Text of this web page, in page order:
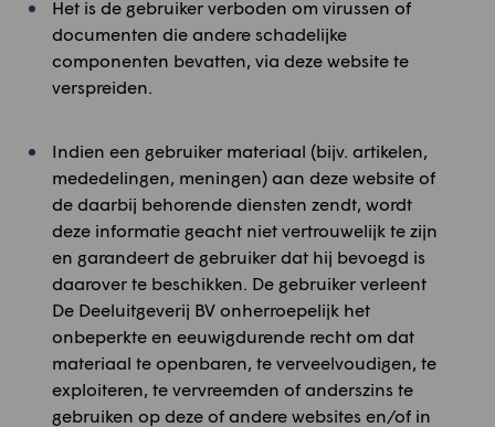
Het is de gebruiker verboden om virussen of
documenten die andere schadelijke
componenten bevatten, via deze website te
verspreiden.
Indien een gebruiker materiaal (bijv. artikelen,
mededelingen, meningen) aan deze website of
de daarbij behorende diensten zendt, wordt
deze informatie geacht niet vertrouwelijk te zijn
en garandeert de gebruiker dat hij bevoegd is
daarover te beschikken. De gebruiker verleent
De Deeluitgeverij BV onherroepelijk het
onbeperkte en eeuwigdurende recht om dat
materiaal te openbaren, te verveelvoudigen, te
exploiteren, te vervreemden of anderszins te
gebruiken op deze of andere websites en/of in